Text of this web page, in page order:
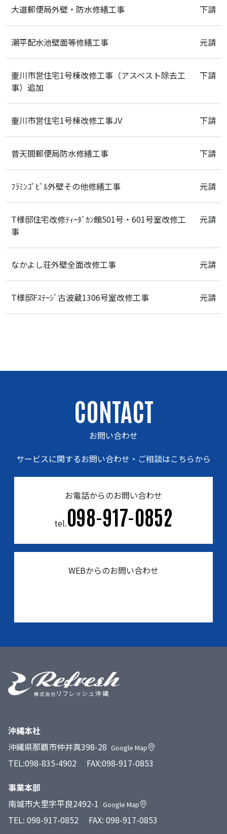
大道郵便局外壁・防水修繕工事 下請
潮平配水池壁面等修繕工事 元請
壷川市営住宅1号棟改修工事（アスベスト除去工
事）追加
下請
壷川市営住宅1号棟改修工事JV 下請
普天間郵便局防水修繕工事 下請
ﾌﾗﾐﾝｺﾞﾋﾞﾙ外壁その他修繕工事 元請
T様邸住宅改修ﾃｨｰﾀﾞｶﾝ館501号・601号室改修工
事
元請
なかよし荘外壁全面改修工事 元請
T様邸Fｽﾃｰｼﾞ古波蔵1306号室改修工事 元請
CONTACT
お問い合わせ
サービスに関するお問い合わせ・ご相談はこちらから
お電話からのお問い合わせ
tel.098-917-0852
WEBからのお問い合わせ
沖縄本社
沖縄県那覇市仲井真398-28 Google Map
TEL:098-835-4902
FAX:098-917-0853
事業本部
南城市大里字平良2492-1 Google Map
TEL: 098-917-0852 FAX: 098-917-0853